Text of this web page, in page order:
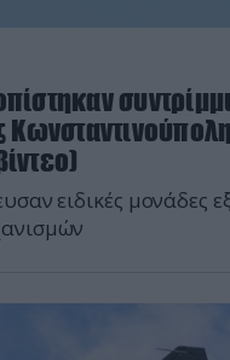
ειδικές μονάδες